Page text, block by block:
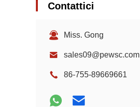
Contattici
Miss. Gong
sales09@pewsc.com
86-755-89669661